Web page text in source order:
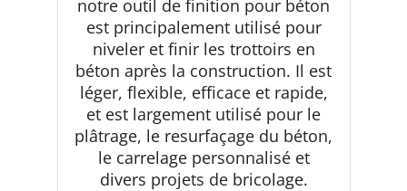
notre outil de finition pour béton
est principalement utilisé pour
niveler et finir les trottoirs en
béton après la construction. Il est
léger, flexible, efficace et rapide,
et est largement utilisé pour le
plâtrage, le resurfaçage du béton,
le carrelage personnalisé et
divers projets de bricolage.